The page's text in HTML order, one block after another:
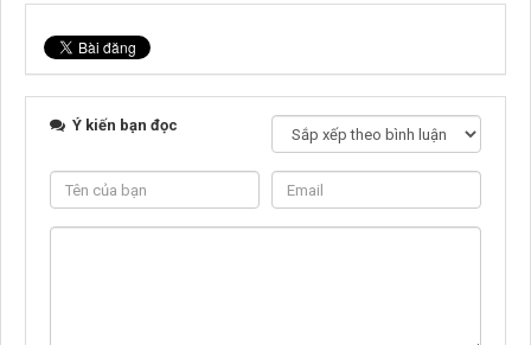
Ý kiến bạn đọc